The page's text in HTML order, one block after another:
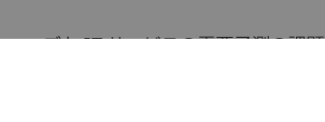
ーズと IT サービスの需要予測の課題
クラウドの世界では、柔軟性が不可